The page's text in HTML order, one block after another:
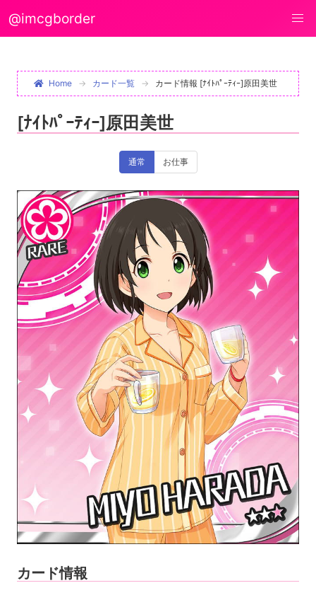
@imcgborder
Home カード一覧 カード情報 [ﾅｲﾄﾊﾟｰﾃｨｰ]原田美世
[ﾅｲﾄﾊﾟｰﾃｨｰ]原田美世
通常 お仕事
カード情報